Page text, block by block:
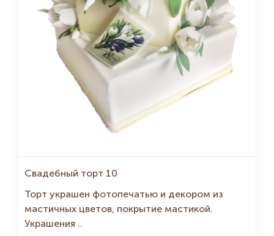
Свадебный торт 10
Торт украшен фотопечатью и декором из
мастичных цветов, покрытие мастикой.
Украшения ..